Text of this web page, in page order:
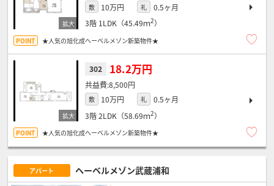
敷 10万円 礼
0.5ヶ月
3階 1LDK（45.49ｍ2）
★人気の旭化成へーベルメゾン新築物件★
302 18.2万円
8,500円
敷 10万円 礼
0.5ヶ月
3階2LDK（58.69ｍ2）
★人気の旭化成へーベルメゾン新築物件★
アパート ヘーベルメゾン武蔵浦和